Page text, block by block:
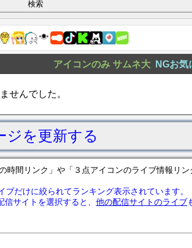
アイコンのみ サムネ大
NGお気
せんでした。
ジを更新する
時間リンク」や「３点アイコンのライブ情報リン
ブだけに絞られてランキング表示されています。
サイトを選択すると、 他の配信サイトのライブ